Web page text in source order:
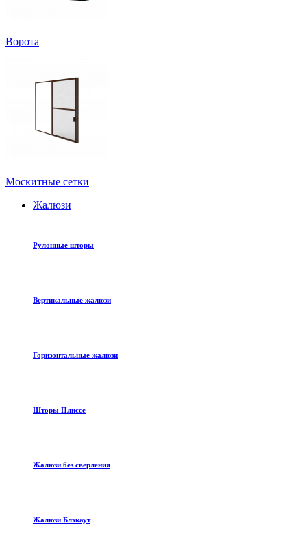
Ворота
Москитные сетки
Жалюзи
Рулонные шторы
Вертикальные жалюзи
Горизонтальные жалюзи
Шторы Плиссе
Жалюзи без сверления
Жалюзи Блэкаут